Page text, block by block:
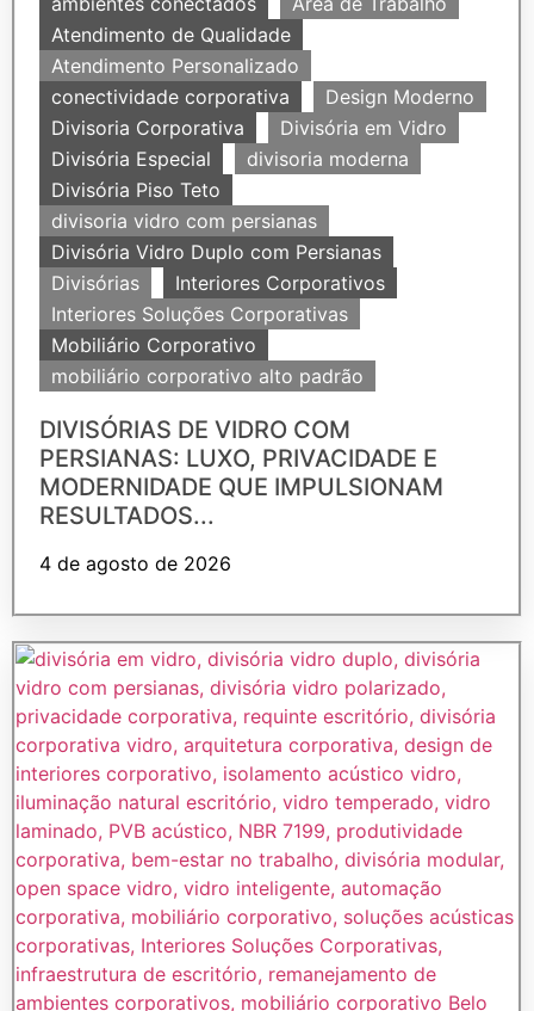
Atendimento de Qualidade
Atendimento Personalizado
conectividade corporativa
Design Moderno
Divisoria Corporativa
Divisória em Vidro
Divisória Especial
divisoria moderna
Divisória Piso Teto
divisoria vidro com persianas
Divisória Vidro Duplo com Persianas
Divisórias
Interiores Corporativos
Interiores Soluções Corporativas
Mobiliário Corporativo
mobiliário corporativo alto padrão
DIVISÓRIAS DE VIDRO COM
PERSIANAS: LUXO, PRIVACIDADE E
MODERNIDADE QUE IMPULSIONAM
RESULTADOS...
4 de agosto de 2026